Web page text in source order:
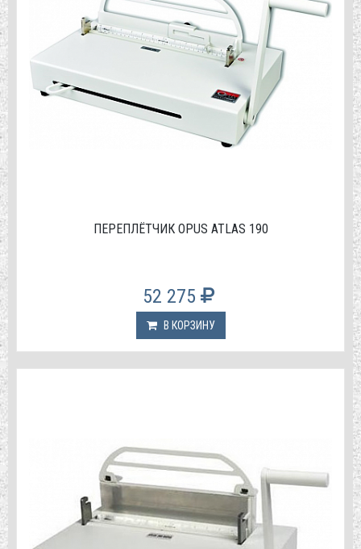
ПЕРЕПЛЁТЧИК OPUS ATLAS 190
52 275
В КОРЗИНУ